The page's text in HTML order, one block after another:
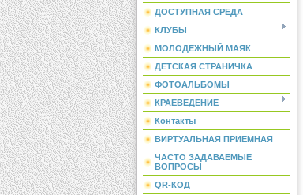
ДОСТУПНАЯ СРЕДА
КЛУБЫ
МОЛОДЕЖНЫЙ МАЯК
ДЕТСКАЯ СТРАНИЧКА
ФОТОАЛЬБОМЫ
КРАЕВЕДЕНИЕ
Контакты
ВИРТУАЛЬНАЯ ПРИЕМНАЯ
ЧАСТО ЗАДАВАЕМЫЕ
ВОПРОСЫ
QR-КОД